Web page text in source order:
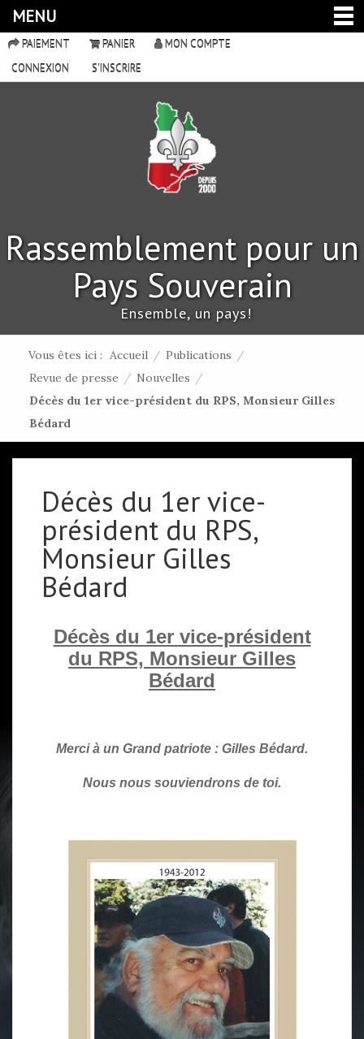
MENU
PAIEMENT PANIER
MON COMPTE
CONNEXION
S'INSCRIRE
Rassemblement pour un
Pays Souverain
Ensemble, un pays!
Vous êtes ici : Accueil / Publications /
Revue de presse / Nouvelles /
Décès du 1er vice-président du RPS, Monsieur Gilles
Bédard
Décès du 1er vice-
président du RPS,
Monsieur Gilles
Bédard
Décès du 1er vice-président
du RPS, Monsieur Gilles
Bédard
Merci à un Grand patriote : Gilles Bédard.
Nous nous souviendrons de toi.